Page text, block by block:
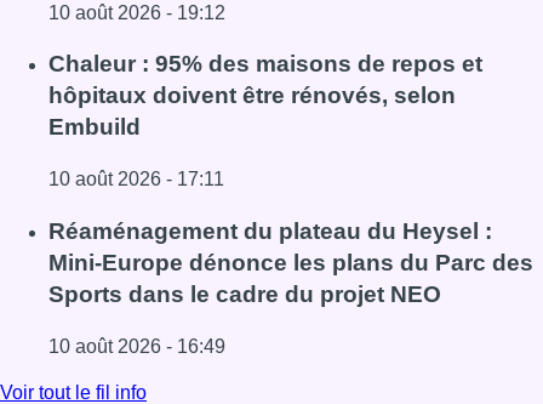
10 août 2026 - 19:12
Lire l'article Eclipse : des sites Internet pour trouver le
Chaleur : 95% des maisons de repos et
hôpitaux doivent être rénovés, selon
Embuild
10 août 2026 - 17:11
Lire l'article Chaleur : 95% des maisons de repos et
Réaménagement du plateau du Heysel :
Mini-Europe dénonce les plans du Parc des
Sports dans le cadre du projet NEO
10 août 2026 - 16:49
Lire l'article Réaménagement du plateau du Heysel :
Voir tout le fil info